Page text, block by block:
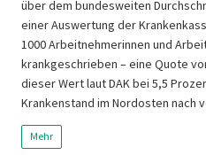
über dem bundesweiten
einer Auswertung der
1000 Arbeitnehmerinnen und
krankgeschrieben – eine Quote
dieser Wert laut DAK bei 5,5
Krankenstand im Nordosten nach
Mehr